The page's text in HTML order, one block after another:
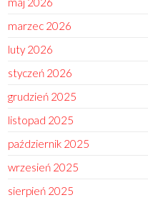
marzec 2026
luty 2026
styczeń 2026
grudzień 2025
listopad 2025
październik 2025
wrzesień 2025
sierpień 2025